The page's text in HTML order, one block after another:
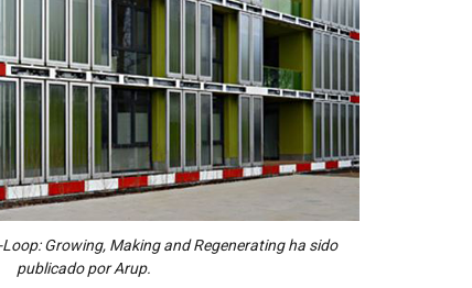
Growing, Making and Regenerating ha sido
publicado por Arup.